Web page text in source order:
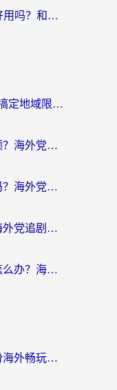
海外党实测：雷神手游VPN好用吗？和闪电VPN对比哪个回国效果更好？附小众工具深度测评
咪咕在海外怎么看直播？3步搞定地域限制，还能畅看腾讯视频与国内热剧
迪拜网络为什么微信不能视频？海外党必看的回国加速全攻略
在国外能正常使用国内软件吗？海外党亲测有效的无缝访问指南
哔哩哔哩在国外怎么看番？海外党追剧看片的终极解决方案
在国外想看爱奇艺版权限制怎么办？海外华人必看的追剧自由指南
国外打重生细胞有延迟？这份海外畅玩国服游戏加速器终极指南请收好